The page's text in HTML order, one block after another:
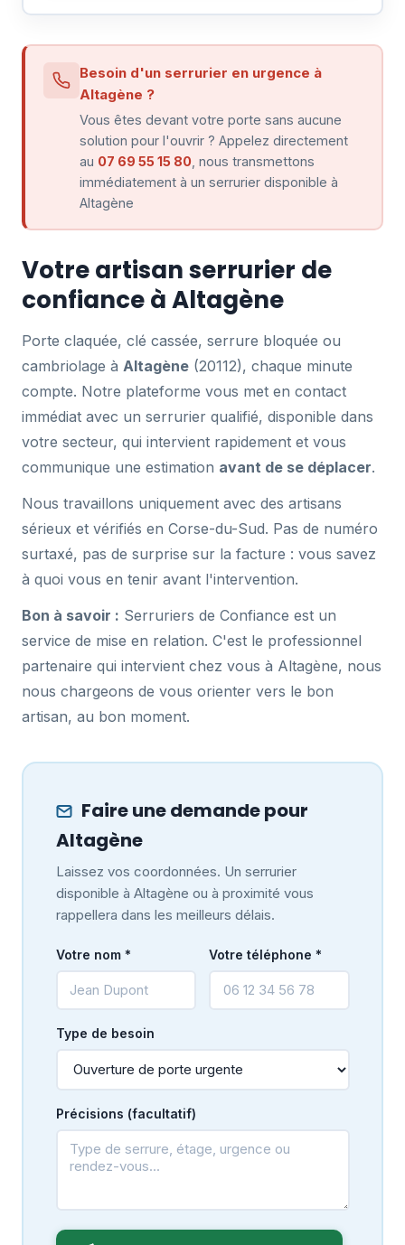
Besoin d'un serrurier en urgence à
Altagène ?
Vous êtes devant votre porte sans aucune
solution pour l'ouvrir ? Appelez directement
au 07 69 55 15 80 , nous transmettons
immédiatement à un serrurier disponible à
Altagène
Votre artisan serrurier de
confiance à Altagène
Porte claquée, clé cassée, serrure bloquée ou
cambriolage à Altagène (20112), chaque minute
compte. Notre plateforme vous met en contact
immédiat avec un serrurier qualifié, disponible dans
votre secteur, qui intervient rapidement et vous
communique une estimation avant de se déplacer.
Nous travaillons uniquement avec des artisans
sérieux et vérifiés en Corse-du-Sud. Pas de numéro
surtaxé, pas de surprise sur la facture : vous savez
à quoi vous en tenir avant l'intervention.
Bon à savoir : Serruriers de Confiance est un
service de mise en relation. C'est le professionnel
partenaire qui intervient chez vous à Altagène, nous
nous chargeons de vous orienter vers le bon
artisan, au bon moment.
Faire une demande pour
Altagène
Laissez vos coordonnées. Un serrurier
disponible à Altagène ou à proximité vous
rappellera dans les meilleurs délais.
Votre nom * Votre téléphone *
Type de besoin
Précisions (facultatif)